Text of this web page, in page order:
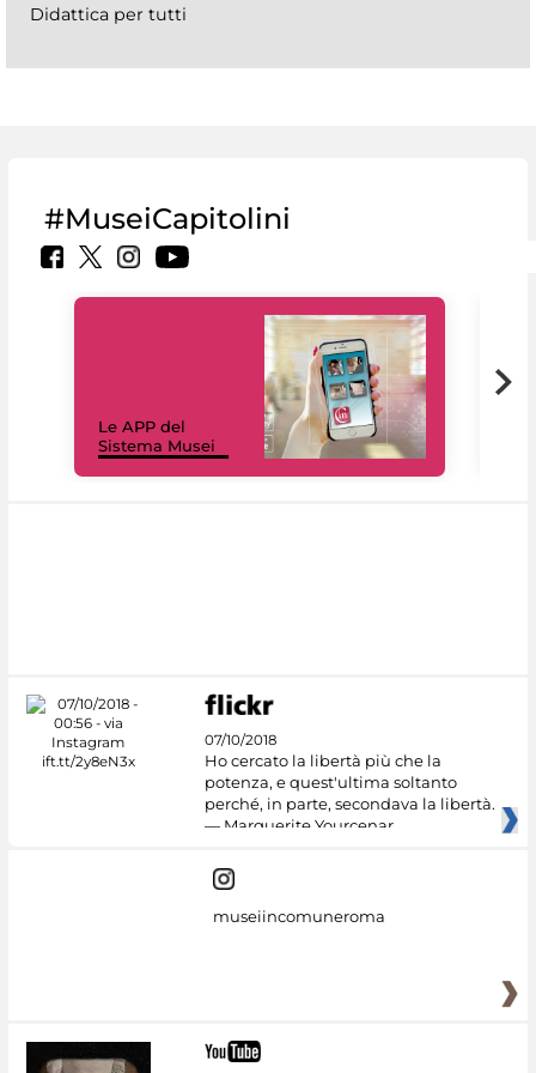
Didattica per tutti
#MuseiCapitolini
Le APP del
Sistema Musei
07/10/2018
Ho cercato la libertà più che la
potenza, e quest'ultima soltanto
perché, in parte, secondava la libertà.
— Marguerite Yourcenar
museiincomuneroma